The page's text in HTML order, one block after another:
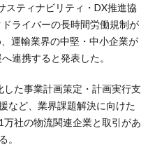
スティナビリティ・DX推進協
ライバーの長時間労働規制が
運輸業界の中堅・中小企業が
連携すると発表した。
た事業計画策定・計画実行支
など、業界課題解決に向けた
社の物流関連企業と取引があ
。